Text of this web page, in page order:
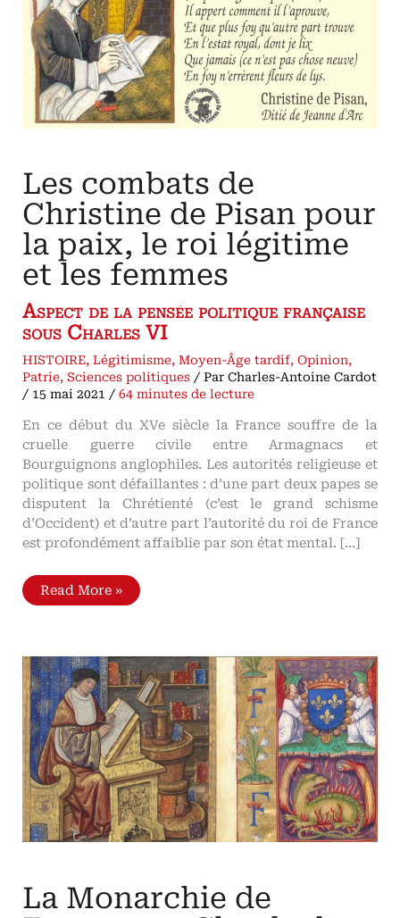
Les combats de
Christine de Pisan pour
la paix, le roi légitime
et les femmes
Aspect de la pensée politique française
sous Charles VI
HISTOIRE,Légitimisme,Moyen-Âge tardif,Opinion,
Patrie,Sciences politiques / ParCharles-Antoine Cardot
/ 15 mai 2021 /64 minutes de lecture
En ce début du XVe siècle la France souffre de la
cruelle guerre civile entre Armagnacs et
Bourguignons anglophiles. Les autorités religieuse et
politique sont défaillantes : d’une part deux papes se
disputent la Chrétienté (c’est le grand schisme
d’Occident) et d’autre part l’autorité du roi de France
est profondément affaiblie par son état mental. […]
Les
combats
Pisan
pour
la
paix,
le
roi
légitime
et
les
femmes
Aspect
de
la
pensée
politique
Read More »
La Monarchie de